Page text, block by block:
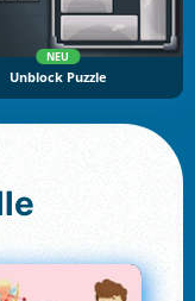
NEU
Unblock Puzzle